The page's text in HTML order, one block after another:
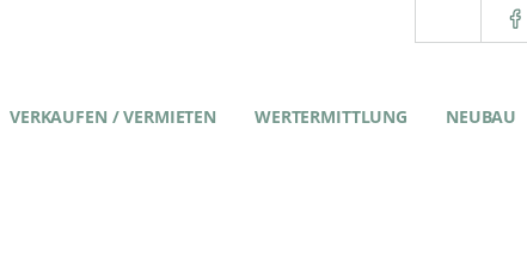
VERKAUFEN / VERMIETEN WERTERMITTLUNG NEUBAU